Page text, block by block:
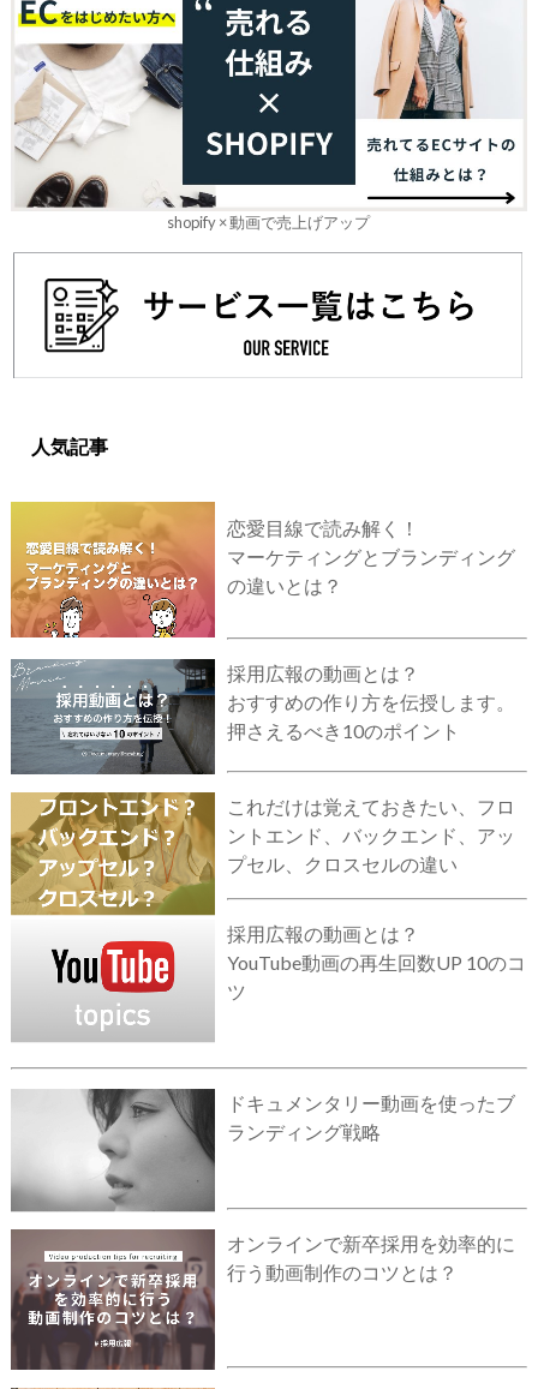
shopify × 動画で売上げアップ
人気記事
恋愛目線で読み解く！
マーケティングとブランディング
の違いとは？
採用広報の動画とは？
おすすめの作り方を伝授します。
押さえるべき10のポイント
これだけは覚えておきたい、フロ
ントエンド、バックエンド、アッ
プセル、クロスセルの違い
採用広報の動画とは？
YouTube動画の再生回数UP 10のコ
ツ
ドキュメンタリー動画を使ったブ
ランディング戦略
オンラインで新卒採用を効率的に
行う動画制作のコツとは？